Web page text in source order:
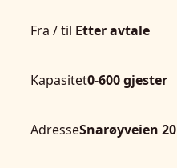
Fra / til Etter avtale
Kapasitet0-600 gjester
AdresseSnarøyveien 20